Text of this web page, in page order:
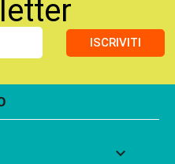
ISCRIVITI
